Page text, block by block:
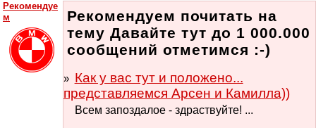
Рекомендуе
м
Рекомендуем почитать на
тему Давайте тут до 1 000.000
сообщений отметимся :-)
Как у вас тут и положено...
представляемся Арсен и Камилла))
Всем запоздалое - здраствуйте! ...